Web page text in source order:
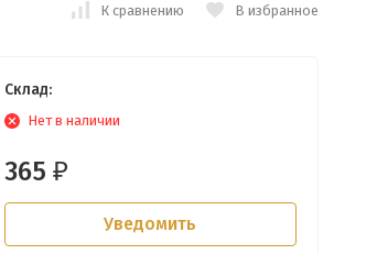
К сравнению В избранное
Склад:
Нет в наличии
365 ₽
Уведомить